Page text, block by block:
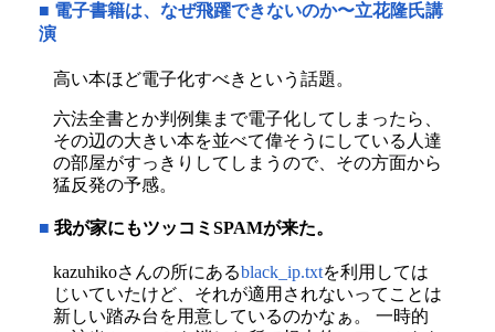
■ 電子書籍は、なぜ飛躍できないのか〜立花隆氏講
演
高い本ほど電子化すべきという話題。
六法全書とか判例集まで電子化してしまったら、
その辺の大きい本を並べて偉そうにしている人達
の部屋がすっきりしてしまうので、その方面から
猛反発の予感。
■ 我が家にもツッコミSPAMが来た。
kazuhikoさんの所にあるblack_ip.txtを利用しては
じいていたけど、それが適用されないってことは
新しい踏み台を用意しているのかなぁ。 一時的